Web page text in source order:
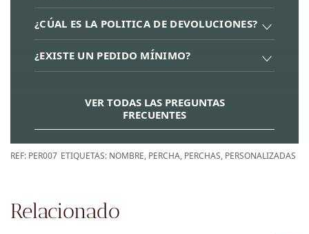
¿CÚAL ES LA POLITICA DE DEVOLUCIONES?
¿EXISTE UN PEDIDO MÍNIMO?
VER TODAS LAS PREGUNTAS
FRECUENTES
REF: PER007 ETIQUETAS: NOMBRE, PERCHA, PERCHAS, PERSONALIZADAS
Relacionado